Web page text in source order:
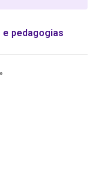
e pedagogias